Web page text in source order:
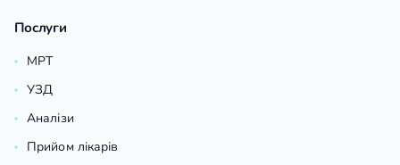
Послуги
МРТ
УЗД
Аналізи
Прийом лікарів